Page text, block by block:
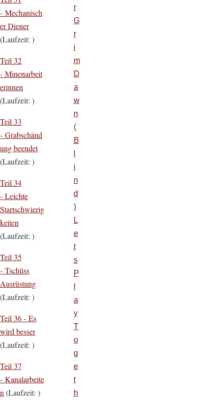
- Mechanisch
er Diener
(Laufzeit: )
Teil 32
- Minenarbeit
erinnen
(Laufzeit: )
Teil 33
- Grabschänd
ung beendet
(Laufzeit: )
Teil 34
- Leichte
Startschwierig
keiten
(Laufzeit: )
Teil 35
- Tschüss
Ausrüstung
(Laufzeit: )
Teil 36 - Es
wird besser
(Laufzeit: )
Teil 37
- Kanalarbeite
n(Laufzeit: )
r
G
r
i
m
D
a
w
n
(
B
i
n
d
)
L
e
t
s
P
a
y
T
o
g
e
t
h